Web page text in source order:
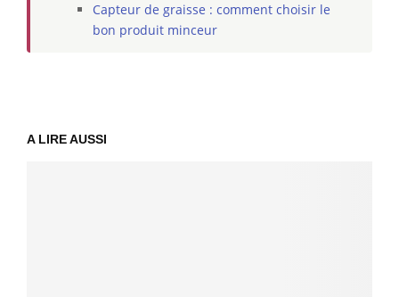
Capteur de graisse : comment choisir le
bon produit minceur
A LIRE AUSSI